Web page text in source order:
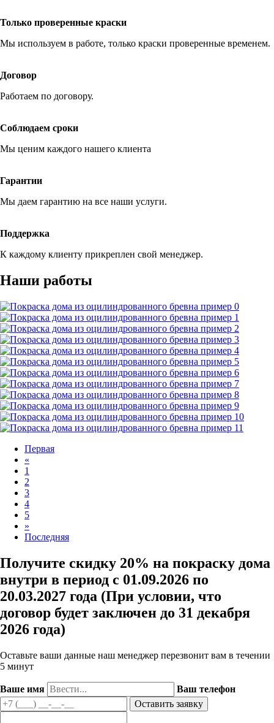
Только проверенные краски
Мы используем в работе, только краски проверенные временем.
Договор
Работаем по договору.
Соблюдаем сроки
Мы ценим каждого нашего клиента
Гарантии
Мы даем гарантию на все наши услуги.
Поддержка
К каждому клиенту прикреплен свой менеджер.
Наши работы
Первая
«
1
2
3
4
5
»
Последняя
Получите скидку 20% на покраску дома
внутри в период с 01.09.2026 по
20.03.2027 года (При условии, что
договор будет заключен до 31 декабря
2026 года)
Оставьте ваши данные наш менеджер перезвонит вам в течении
5 минут
Ваше имя Ваш телефон